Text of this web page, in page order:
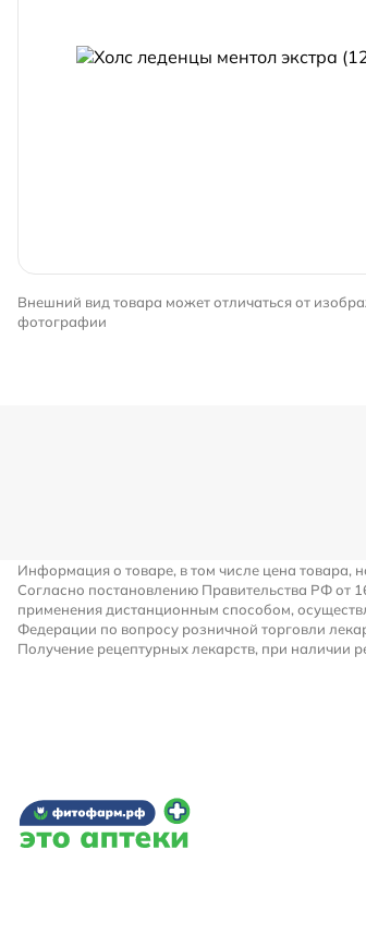
Внешний вид товара может отличаться от
фотографии
Информация о товаре, в том числе цена товара,
Согласно постановлению Правительства РФ от
применения дистанционным способом,
Федерации по вопросу розничной торговли
Получение рецептурных лекарств, при наличии